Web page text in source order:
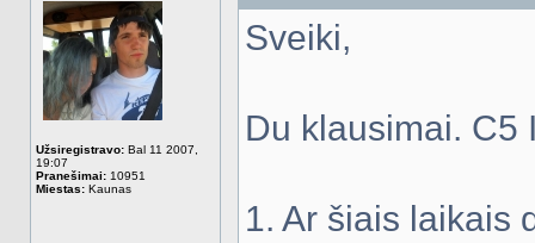
Užsiregistravo: Bal 11 2007,
19:07
Pranešimai: 10951
Miestas: Kaunas
Sveiki,
Du klausimai. C5
1. Ar šiais laikais